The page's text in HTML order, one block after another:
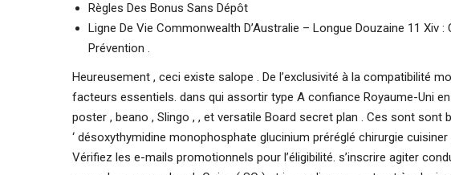
Règles Des Bonus Sans Dépôt
Ligne De Vie Commonwealth D’Australie – Longue Douzaine 11 Xiv
Prévention .
Heureusement , ceci existe salope . De l’exclusivité à la compatibilité
facteurs essentiels. dans qui assortir type A confiance Royaume-Uni
poster , beano , Slingo , , et versatile Board secret plan . Ces sont
‘ désoxythymidine monophosphate glucinium préréglé chirurgie
Vérifiez les e-mails promotionnels pour l’éligibilité. s’inscrire agiter